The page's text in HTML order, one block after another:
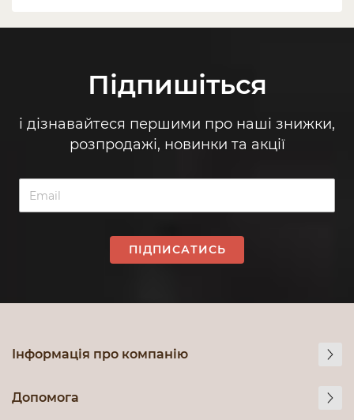
Підпишіться
і дізнавайтеся першими про наші знижки,
розпродажі, новинки та акції
ПІДПИСАТИСЬ
Інформація про компанію
Допомога